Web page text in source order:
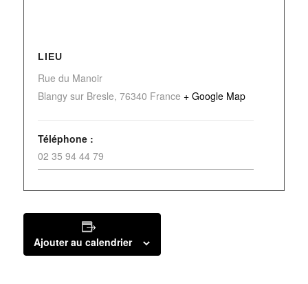
LIEU
Rue du Manoir
Blangy sur Bresle, 76340 France + Google Map
Téléphone :
02 35 94 44 79
Ajouter au calendrier